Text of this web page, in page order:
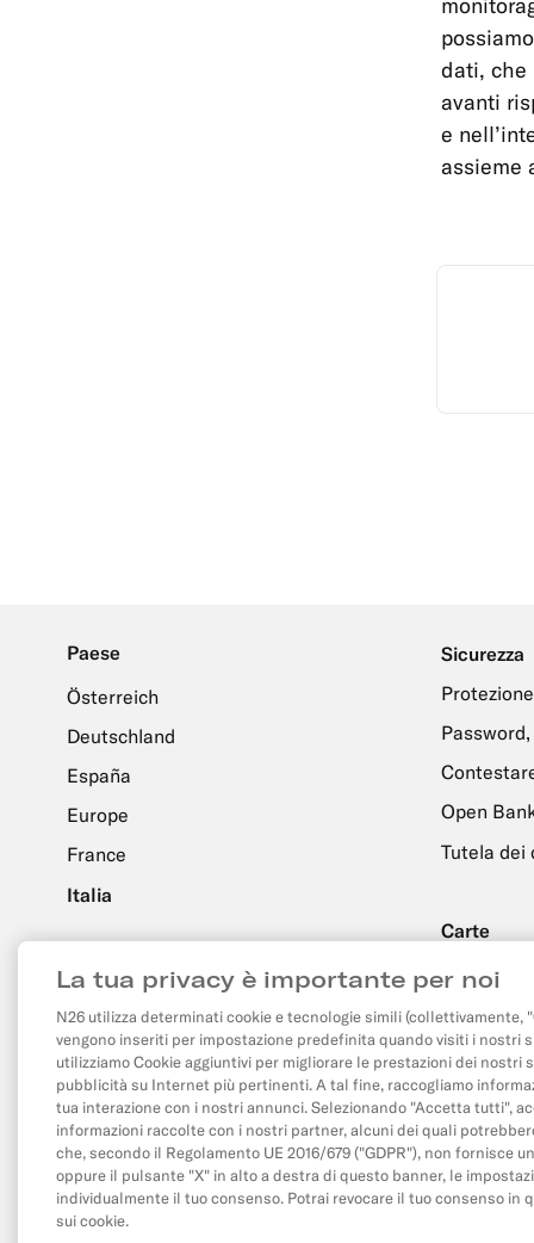
dati, che
avanti
e
assieme
Paese
Österreich
Deutschland
España
Europe
France
Italia
Su N26
N26.com
Facebook
X
(Twitter)
YouTube
Sicurezza
Open
Tutela dei
Carte
Ordine e
La tua privacy è importante per noi
N26 utilizza determinati cookie e tecnologie simili
vengono inseriti per impostazione predefinita quando visiti i nostri
utilizziamo Cookie aggiuntivi per migliorare le prestazioni dei
pubblicità su Internet più pertinenti. A tal fine, raccogliamo
tua interazione con i nostri annunci. Selezionando "Accetta tutti",
informazioni raccolte con i nostri partner, alcuni dei quali
che, secondo il Regolamento UE 2016/679 ("GDPR"), non
oppure il pulsante "X" in alto a destra di questo banner, le
individualmente il tuo consenso. Potrai revocare il tuo consenso
sui cookie.